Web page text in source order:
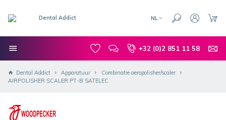
NL
+32 (0)2 851 11 58
Dental Addict Apparatuur
Combinatie aeropolisher/scaler
AIRPOLISHER SCALER PT-B SATELEC